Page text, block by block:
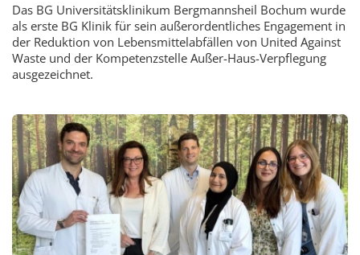
Das BG Universitätsklinikum Bergmannsheil Bochum wurde
als erste BG Klinik für sein außerordentliches Engagement in
der Reduktion von Lebensmittelabfällen von United Against
Waste und der Kompetenzstelle Außer-Haus-Verpflegung
ausgezeichnet.